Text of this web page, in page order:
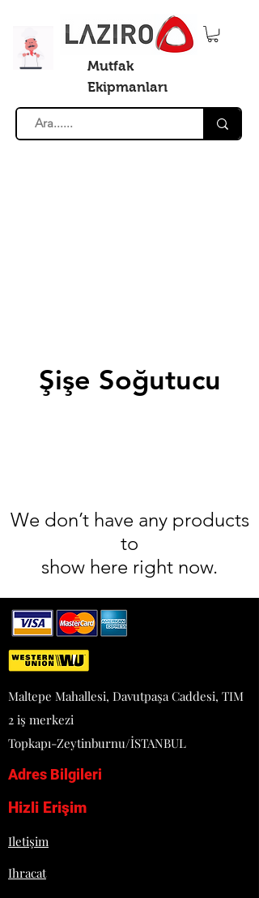
Mutfak
Ekipmanları
Şişe Soğutucu
We don’t have any products
to
show here right now.
Maltepe Mahallesi, Davutpaşa Caddesi, TIM
2 iş merkezi
Topkapı-Zeytinburnu/İSTANBUL
Adres Bilgileri
Hizli Erişim
Iletişim
Ihracat